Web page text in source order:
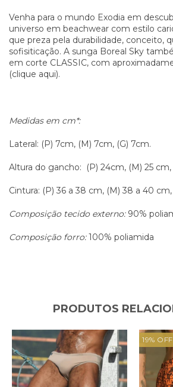
Venha para o mundo Exodia em
universo em beachwear com estilo
que preza pela durabilidade, conceito,
sofisiticação. A sunga Boreal Sky
em corte CLASSIC, com
(clique aqui).
Medidas em cm*:
Lateral: (P) 7cm, (M) 7cm, (G) 7cm.
Altura do gancho: (P) 24cm, (M) 25 cm,
Cintura: (P) 36 a 38 cm, (M) 38 a 40
Composição tecido externo:90%
Composição forro:100% poliamida
PRODUTOS
19% OFF